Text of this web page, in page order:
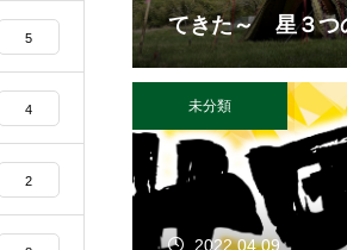
てきた～ 星３つ
未分類
2022.04.09
5
4
2